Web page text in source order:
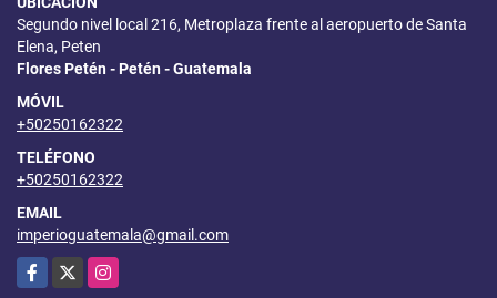
Segundo nivel local 216, Metroplaza frente al aeropuerto de Santa
Elena, Peten
Flores Petén - Petén - Guatemala
MÓVIL
+50250162322
TELÉFONO
+50250162322
EMAIL
imperioguatemala@gmail.com
Facebook
X Instagram